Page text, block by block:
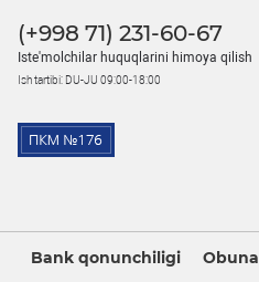
(+998 71) 231-60-67
Iste'molchilar huquqlarini himoya qilish
Ish tartibi: DU-JU 09:00-18:00
Bank qonunchiligi Obuna